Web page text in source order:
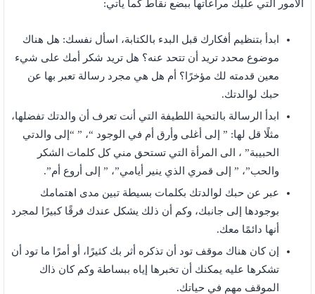
الأمور التي عليك مراعاتها ببضع نقاط كما يأتي:
ابدأ بتنظيم أفكارك قبل البدء بالكتابة، اسأل نفسك: هل هناك
موضوع محدد تريد أن تتحد عنه؟ هل تريد شكر أمك على شيء
معين قدمته لك مؤخرًا؟ أم هل هي مجرد رسالة تعبر بها عن
حبك لوالدتك.
ابدأ الرسالة بالتحية اللطيفة التي أنت تعرف أن والدتك تفضلها،
مثلًا قل لها: ” إلى أغلى وأرق أم في الوجود “، ” “إلى والدتي
الحبيبة” ، الى المرأة التي تستحق مني كل كلمات الشكر
والحب”، ” إلى قمري الذي ينير أيامي”، ” إلى أروع أم”.
عبر عن حبك لوالدتك بكلمات بسيطة تبين مدى اهتمامك
بوجودها إلى جانبك، وكم أن ذلك يشكل عندك فرقًا كبيرًا لمجرد
أنها دائمًا معك.
إن كان هناك موقف تود أن تذكره أثر بك كثيرًا، أو أمرًا ما تود أن
تشكرها عليه يمكنك أن تخبرها إياه ببساطة وكم كان ذاك
الموقف مهم في حياتك.